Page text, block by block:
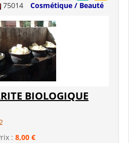
75014 Cosmétique / Beauté
BIOLOGIQUE
: 8,00 €